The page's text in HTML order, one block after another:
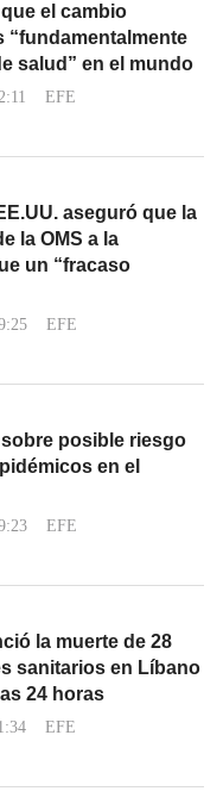
el cambio
“fundamentalmente
salud” en el mundo
EFE
aseguró que la
la OMS a la
un “fracaso
EFE
sobre posible riesgo
en el
EFE
la muerte de 28
sanitarios en Líbano
24 horas
EFE